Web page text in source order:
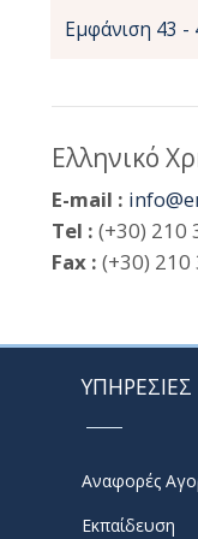
Εμφάνιση 43 -
Ελληνικό
E-mail :
Tel : (+30) 210
Fax : (+30) 210
ΥΠΗΡΕΣΙΕΣ
Αναφορές
Εκπαίδευση